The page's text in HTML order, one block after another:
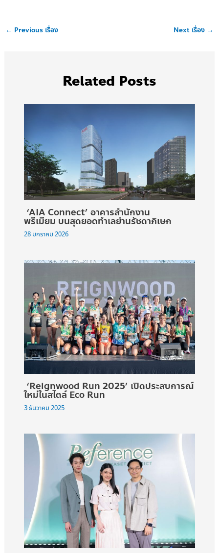
← Previous เรื่อง Next เรื่อง →
Related Posts
‘AIA Connect’ อาคารสำนักงาน
พรีเมียม บนสุดยอดทำเลย่านรัชดาภิเษก
28 มกราคม 2026
‘Reignwood Run 2025’ เปิดประสบการณ์
ใหม่ในสไตล์ Eco Run
3 ธันวาคม 2025